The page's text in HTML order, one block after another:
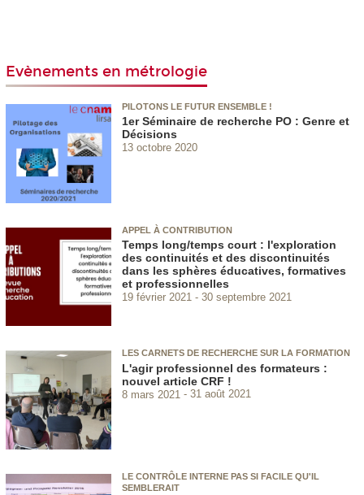
Evènements en métrologie
PILOTONS LE FUTUR ENSEMBLE !
1er Séminaire de recherche PO : Genre et
Décisions
13 octobre 2020
APPEL À CONTRIBUTION
Temps long/temps court : l'exploration
des continuités et des discontinuités
dans les sphères éducatives, formatives
et professionnelles
19 février 2021 30 septembre 2021
LES CARNETS DE RECHERCHE SUR LA FORMATION
L'agir professionnel des formateurs :
nouvel article CRF !
8 mars 2021 31 août 2021
LE CONTRÔLE INTERNE PAS SI FACILE QU'IL
SEMBLERAIT